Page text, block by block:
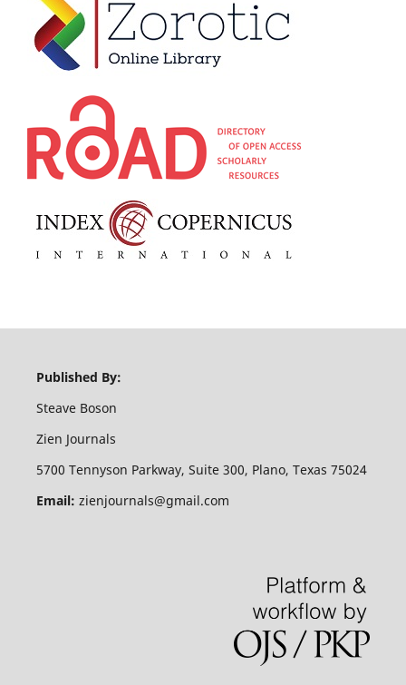
Published By:
Steave Boson
Zien Journals
5700 Tennyson Parkway, Suite 300, Plano, Texas 75024
Email: zienjournals@gmail.com